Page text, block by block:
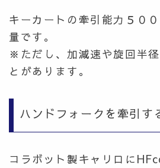
キーカートの牽引能力５０
量です。
※ただし、加減速や旋回半
とがあります。
ハンドフォークを牽引す
コラボット製キャリロに